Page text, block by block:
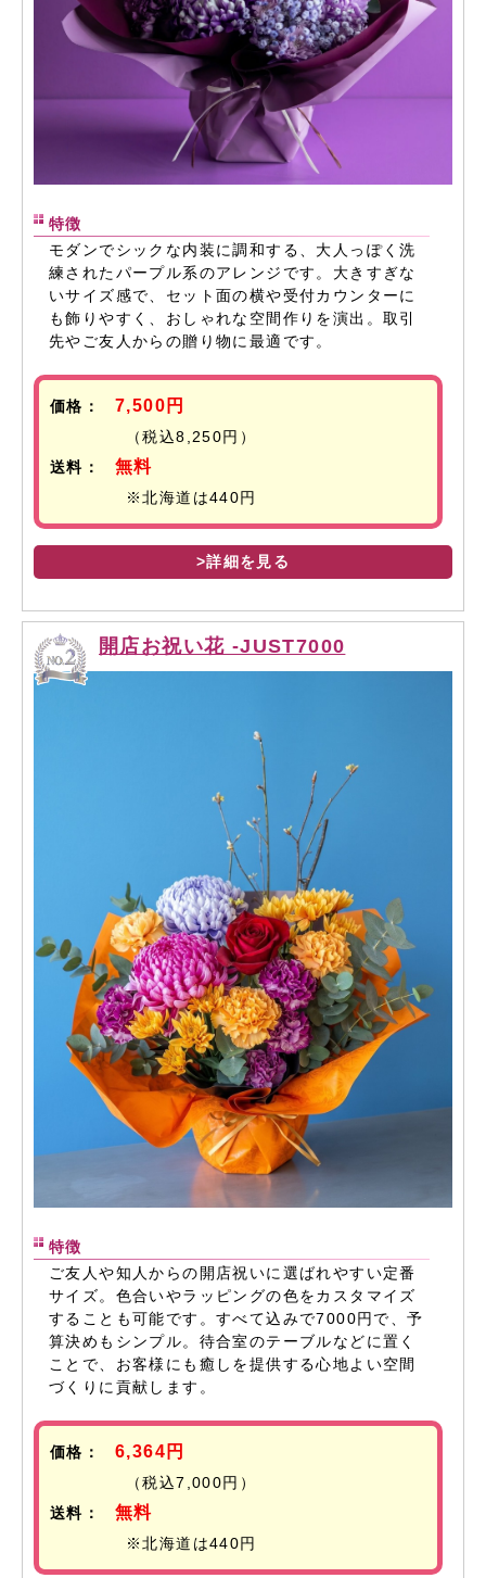
特徴
モダンでシックな内装に調和する、大人っぽく洗
練されたパープル系のアレンジです。大きすぎな
いサイズ感で、セット面の横や受付カウンターに
も飾りやすく、おしゃれな空間作りを演出。取引
先やご友人からの贈り物に最適です。
価格： 7,500円
（税込8,250円）
送料：
無料
※北海道は440円
>詳細を見る
開店お祝い花 -JUST7000
特徴
ご友人や知人からの開店祝いに選ばれやすい定番
サイズ。色合いやラッピングの色をカスタマイズ
することも可能です。すべて込みで7000円で、予
算決めもシンプル。待合室のテーブルなどに置く
ことで、お客様にも癒しを提供する心地よい空間
づくりに貢献します。
価格： 6,364円
（税込7,000円）
送料：
無料
※北海道は440円